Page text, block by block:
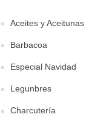
Aceites y Aceitunas
Barbacoa
Especial Navidad
Legunbres
Charcutería